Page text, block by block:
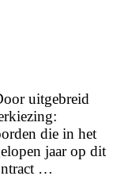
uitgebreid
die in het
jaar op dit
…